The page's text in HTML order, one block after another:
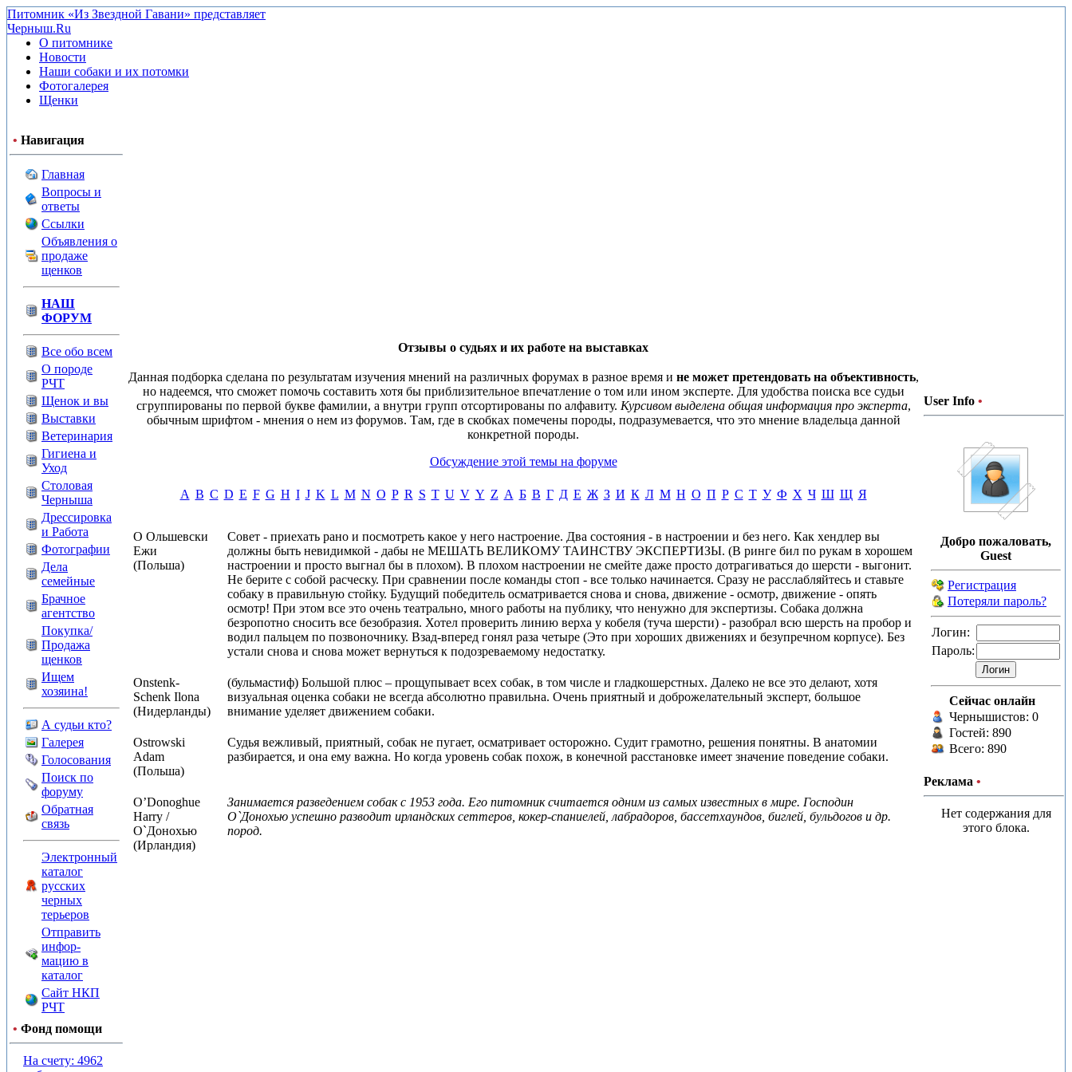
Питомник «Из Звездной Гавани» представляет
Черныш.Ru
О питомнике
Новости
Наши собаки и их потомки
Фотогалерея
Щенки
• Навигация
Главная
Вопросы и
ответы
Ссылки
Объявления о
продаже
щенков
НАШ
ФОРУМ
Все обо всем
О породе
РЧТ
Щенок и вы
Выставки
Ветеринария
Гигиена и
Уход
Столовая
Черныша
Дрессировка
и Работа
Фотографии
Дела
семейные
Брачное
агентство
Покупка/
Продажа
щенков
Ищем
хозяина!
А судьи кто?
Галерея
Голосования
Поиск по
форуму
Обратная
связь
Электронный
каталог
русских
черных
терьеров
Отправить
инфор-
мацию в
каталог
Сайт НКП
РЧТ
• Фонд помощи
На счету: 4962
Отзывы о судьях и их работе на выставках
Данная подборка сделана по результатам изучения мнений на различных форумах в разное время и не может претендовать на объективность,
но надеемся, что сможет помочь составить хотя бы приблизительное впечатление о том или ином эксперте. Для удобства поиска все судьи
сгруппированы по первой букве фамилии, а внутри групп отсортированы по алфавиту. Курсивом выделена общая информация про эксперта,
обычным шрифтом - мнения о нем из форумов. Там, где в скобках помечены породы, подразумевается, что это мнение владельца данной
конкретной породы.
Обсуждение этой темы на форуме
A B C D E F G H I J K L M N O P R S T U V Y Z А Б В Г Д Е Ж З И К Л М Н О П Р С Т У Ф Х Ч Ш Щ Я
O Ольшевски
Ежи
(Польша)
Совет - приехать рано и посмотреть какое у него настроение. Два состояния - в настроении и без него. Как хендлер вы
должны быть невидимкой - дабы не МЕШАТЬ ВЕЛИКОМУ ТАИНСТВУ ЭКСПЕРТИЗЫ. (В ринге бил по рукам в хорошем
настроении и просто выгнал бы в плохом). В плохом настроении не смейте даже просто дотрагиваться до шерсти - выгонит.
Не берите с собой расческу. При сравнении после команды стоп - все только начинается. Сразу не расслабляйтесь и ставьте
собаку в правильную стойку. Будущий победитель осматривается снова и снова, движение - осмотр, движение - опять
осмотр! При этом все это очень театрально, много работы на публику, что ненужно для экспертизы. Собака должна
безропотно сносить все безобразия. Хотел проверить линию верха у кобеля (туча шерсти) - разобрал всю шерсть на пробор и
водил пальцем по позвоночнику. Взад-вперед гонял раза четыре (Это при хороших движениях и безупречном корпусе). Без
устали снова и снова может вернуться к подозреваемому недостатку.
Onstenk-
Schenk Ilona
(Нидерланды)
(бульмастиф) Большой плюс – прощупывает всех собак, в том числе и гладкошерстных. Далеко не все это делают, хотя
визуальная оценка собаки не всегда абсолютно правильна. Очень приятный и доброжелательный эксперт, большое
внимание уделяет движением собаки.
Ostrowski
Adam
(Польша)
Судья вежливый, приятный, собак не пугает, осматривает осторожно. Судит грамотно, решения понятны. В анатомии
разбирается, и она ему важна. Но когда уровень собак похож, в конечной расстановке имеет значение поведение собаки.
O’Donoghue
Harry /
О`Донохью
(Ирландия)
Занимается разведением собак с 1953 года. Его питомник считается одним из самых известных в мире. Господин
О`Донохью успешно разводит ирландских сеттеров, кокер-спаниелей, лабрадоров, бассетхаундов, биглей, бульдогов и др.
пород.
User Info •
Добро пожаловать,
Guest
Регистрация
Потеряли пароль?
Логин:
Пароль:
Сейчас онлайн
Чернышистов: 0
Гостей: 890
Всего: 890
Реклама •
Нет содержания для
этого блока.